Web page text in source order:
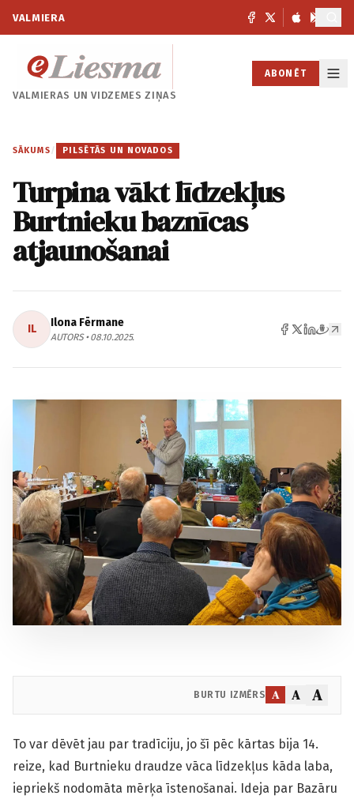
VALMIERA
VALMIERAS UNVIDZEMES ZIŅAS
ABONĒT
SĀKUMS / PILSĒTĀS UN NOVADOS
Turpina vākt līdzekļus
Burtnieku baznīcas
atjaunošanai
IL Ilona Fērmane
AUTORS • 08.10.2025.
BURTU IZMĒRS A A A
To var dēvēt jau par tradīciju, jo šī pēc kārtas bija 14.
reize, kad Burtnieku draudze vāca līdzekļus kāda laba,
iepriekš nodomāta mērķa īstenošanai. Ideja par Bazāru